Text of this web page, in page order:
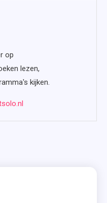
op
lezen,
kijken.